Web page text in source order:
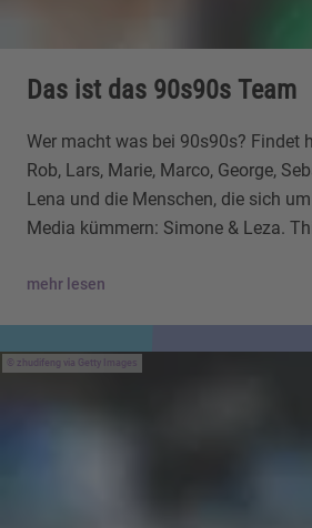
Das ist das 90s90s Team
Wer macht was bei 90s90s? Findet
Rob, Lars, Marie, Marco, George,
Lena und die Menschen, die sich
Media kümmern: Simone & Leza.
mehr lesen
zhudifeng via Getty Images